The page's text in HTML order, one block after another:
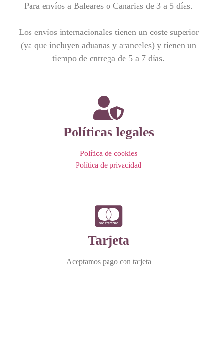
Para envíos a Baleares o Canarias de 3 a 5 días.
Los envíos internacionales tienen un coste superior
(ya que incluyen aduanas y aranceles) y tienen un
tiempo de entrega de 5 a 7 días.
Políticas legales
Política de cookies
Política de privacidad
Tarjeta
Aceptamos pago con tarjeta